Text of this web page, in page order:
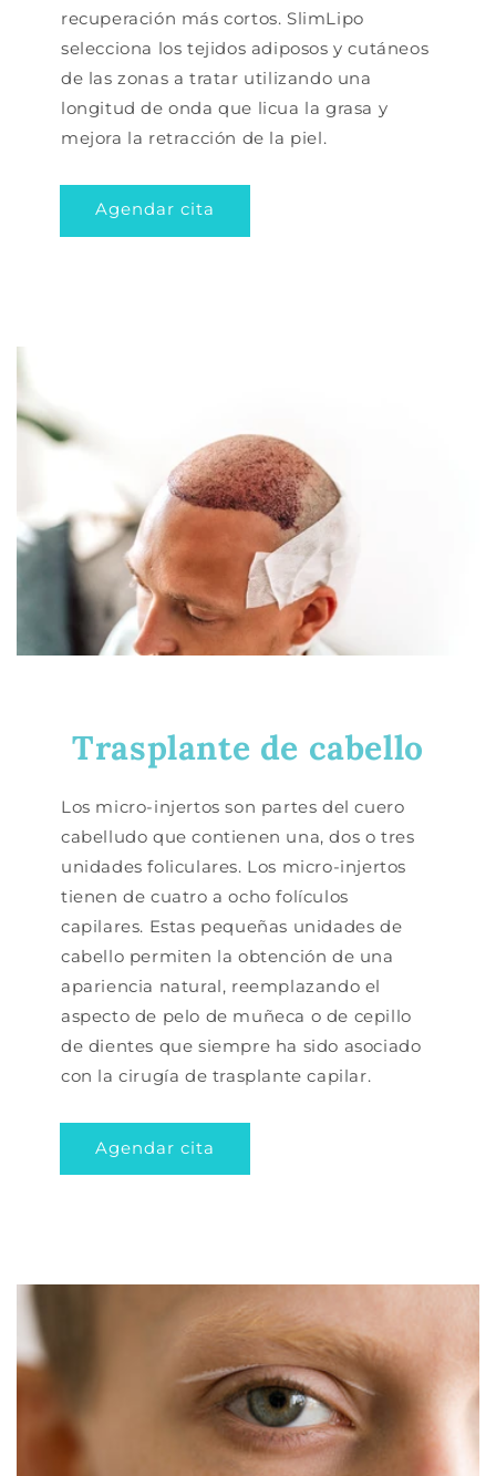
recuperación más cortos. SlimLipo
selecciona los tejidos adiposos y cutáneos
de las zonas a tratar utilizando una
longitud de onda que licua la grasa y
mejora la retracción de la piel.
Agendar cita
Trasplante de cabello
Los micro-injertos son partes del cuero
cabelludo que contienen una, dos o tres
unidades foliculares. Los micro-injertos
tienen de cuatro a ocho folículos
capilares. Estas pequeñas unidades de
cabello permiten la obtención de una
apariencia natural, reemplazando el
aspecto de pelo de muñeca o de cepillo
de dientes que siempre ha sido asociado
con la cirugía de trasplante capilar.
Agendar cita